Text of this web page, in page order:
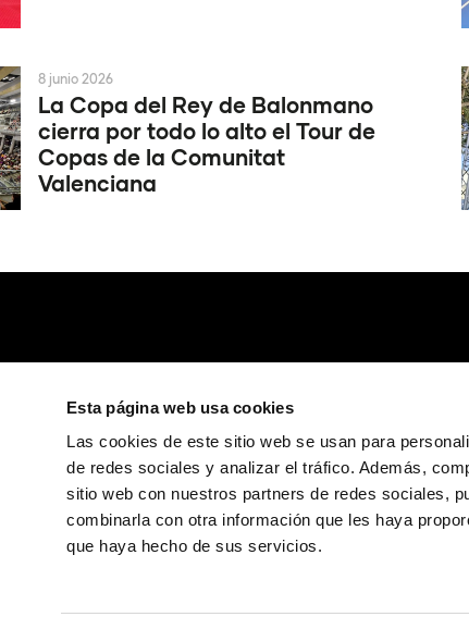
Esta página web usa cookies
Las cookies de este sitio web se usan para
de redes sociales y analizar el tráfico. Además,
sitio web con nuestros partners de redes sociales,
combinarla con otra información que les haya
que haya hecho de sus servicios.
La Copa del Rey de Balonmano
cierra por todo lo alto el Tour de
Copas de la Comunitat
Valenciana
8 junio 2026
1 46003 València (España)